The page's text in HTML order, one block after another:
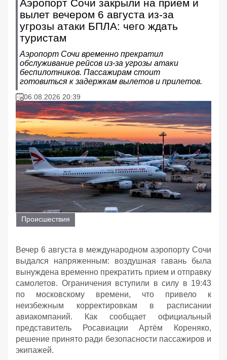
Аэропорт Сочи закрыли на прием и
вылет вечером 6 августа из-за
угрозы атаки БПЛА: чего ждать
туристам
Аэропорт Сочи временно прекратил
обслуживание рейсов из-за угрозы атаки
беспилотников. Пассажирам стоит
готовиться к задержкам вылетов и прилетов.
06.08.2026 20:39
Происшествия
Вечер 6 августа в международном аэропорту Сочи
выдался напряженным: воздушная гавань была
вынуждена временно прекратить прием и отправку
самолетов. Ограничения вступили в силу в 19:43
по московскому времени, что привело к
неизбежным корректировкам в расписании
авиакомпаний. Как сообщает официальный
представитель Росавиации Артём Кореняко,
решение принято ради безопасности пассажиров и
экипажей.